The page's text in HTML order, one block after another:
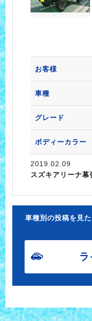
お客様
車種
グレード
ボディーカラー
2019.02.09
スズキアリーナ
車種別の投稿を見